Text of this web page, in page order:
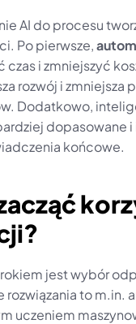
AI do procesu
Po pierwsze,
czas i zmniejszyć
rozwój i zmniejsza
Dodatkowo,
dopasowane
końcowe.
jest wybór
rozwiązania to
uczeniem